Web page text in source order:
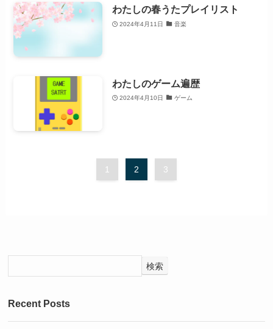
わたしの春うたプレイリスト
2024年4月11日 音楽
わたしのゲーム遍歴
2024年4月10日 ゲーム
1 2 3
検索
Recent Posts